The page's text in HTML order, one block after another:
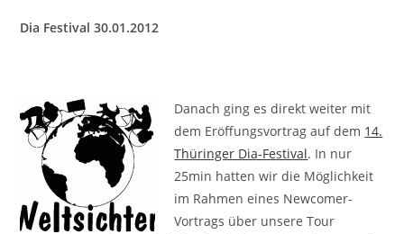
Dia Festival 30.01.2012
Danach ging es direkt weiter mit
dem Eröffungsvortrag auf dem 14.
Thüringer Dia-Festival. In nur
25min hatten wir die Möglichkeit
im Rahmen eines Newcomer-
Vortrags über unsere Tour